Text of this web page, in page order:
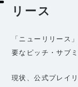
リース
「ニューリリース
要なピッチ・サブ
現状、公式プレイ